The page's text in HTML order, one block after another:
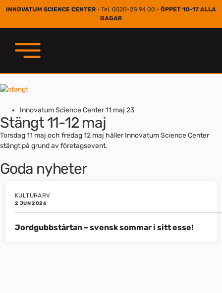
INNOVATUM SCIENCE CENTER • Tel. 0520-28 94 00 • ÖPPET 10-17 ALLA
DAGAR
Innovatum Science Center11 maj 23
Stängt 11-12 maj
Torsdag 11 maj och fredag 12 maj håller Innovatum Science Center
stängt på grund av företagsevent.
Goda nyheter
KULTURARV
2 JUN 2026
Jordgubbstårtan – svensk sommar i sitt esse!